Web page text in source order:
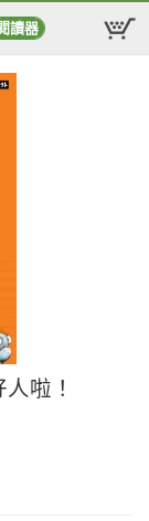
讀器
啦！